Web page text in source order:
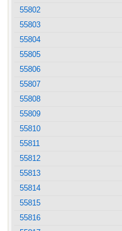
55802
55803
55804
55805
55806
55807
55808
55809
55810
55811
55812
55813
55814
55815
55816